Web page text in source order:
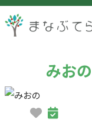
みおの